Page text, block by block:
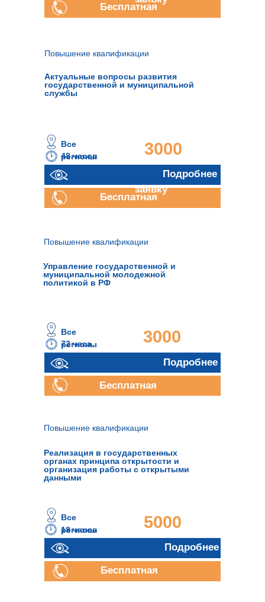
Реализация в государственных
органах принципа открытости и
организация работы с открытыми
данными
18 часов
5000
руб.
Все
регионы
Подробнее
Бесплатная
Бесплатная
Повышение квалификации
Актуальные вопросы развития
государственной и муниципальной
службы
Повышение квалификации
48 часов
3000
руб.
Отправить
заявку
Все
регионы
Подробнее
Бесплатная
Повышение квалификации
Управление государственной и
муниципальной молодежной
политикой в РФ
72 часа
3000
руб.
Все
регионы
Подробнее
Бесплатная